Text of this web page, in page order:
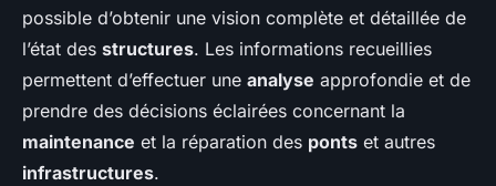
possible d’obtenir une vision complète et détaillée de
l’état des structures. Les informations recueillies
permettent d’effectuer une analyse approfondie et de
prendre des décisions éclairées concernant la
maintenance et la réparation des ponts et autres
infrastructures.